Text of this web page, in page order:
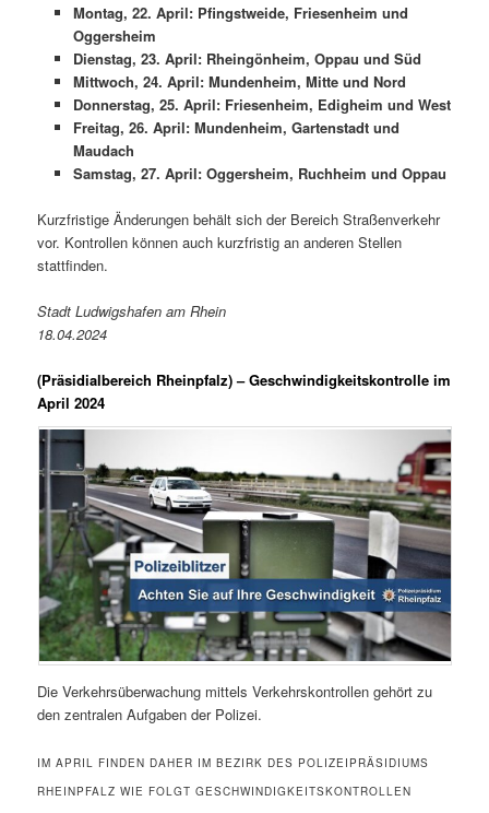
Montag, 22. April: Pfingstweide, Friesenheim und
Oggersheim
Dienstag, 23. April: Rheingönheim, Oppau und Süd
Mittwoch, 24. April: Mundenheim, Mitte und Nord
Donnerstag, 25. April: Friesenheim, Edigheim und West
Freitag, 26. April: Mundenheim, Gartenstadt und
Maudach
Samstag, 27. April: Oggersheim, Ruchheim und Oppau
Kurzfristige Änderungen behält sich der Bereich Straßenverkehr
vor. Kontrollen können auch kurzfristig an anderen Stellen
stattfinden.
Stadt Ludwigshafen am Rhein
18.04.2024
(Präsidialbereich Rheinpfalz)– Geschwindigkeitskontrolle im
April 2024
Die Verkehrsüberwachung mittels Verkehrskontrollen gehört zu
den zentralen Aufgaben der Polizei.
IM APRIL FINDEN DAHER IM BEZIRK DES POLIZEIPRÄSIDIUMS
RHEINPFALZ WIE FOLGT GESCHWINDIGKEITSKONTROLLEN